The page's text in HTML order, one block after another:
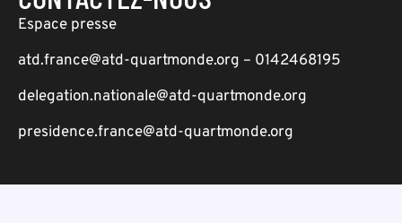
Espace presse
atd.france@atd-quartmonde.org – 0142468195
delegation.nationale@atd-quartmonde.org
presidence.france@atd-quartmonde.org